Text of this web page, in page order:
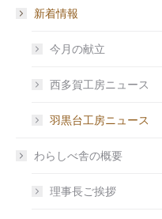
新着情報
今月の献立
西多賀工房ニュース
羽黒台工房ニュース
わらしべ舎の概要
理事長ご挨拶